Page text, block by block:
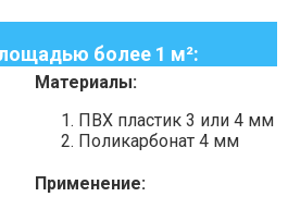
более 1 м²:
Материалы:
ПВХ пластик 3 или 4 мм
Поликарбонат 4 мм
Применение: